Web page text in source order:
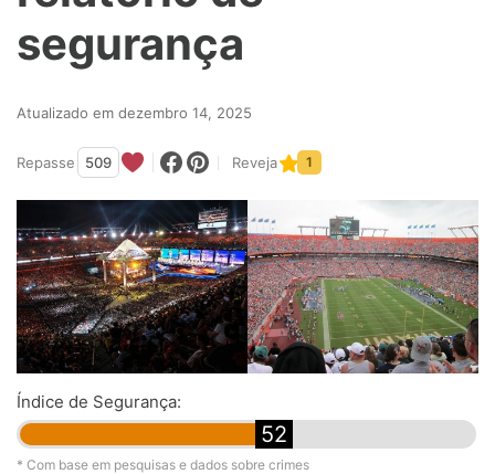
segurança
Atualizado em dezembro 14, 2025
Repasse 509 Reveja 1
Índice de Segurança:
52
* Com base em pesquisas e dados sobre crimes